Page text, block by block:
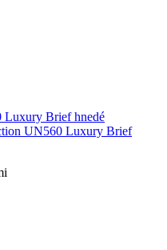
UN560 Luxury Brief